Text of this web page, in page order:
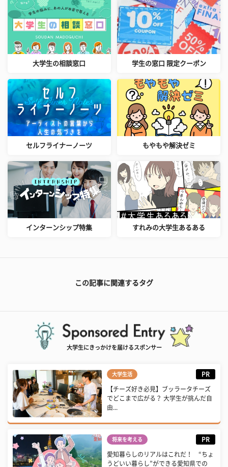
大学生の相談窓口 学生の窓口 限定クーポン
セルフライナーノーツ もやもや解決ゼミ
インターンシップ特集 すれみの大学生あるある
この記事に関連するタグ
大学生にきっかけを届けるスポンサー
大学生活 PR
【チーズ好き必見】ブッラータチーズ
でどこまで広がる？ 大学生が挑んだ自
由...
将来を考える PR
愛知暮らしのリアルはこれだ！ “ちょ
うどいい暮らし”ができる愛知県での